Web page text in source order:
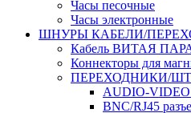
Часы песочные
Часы электронные
ШНУРЫ КАБЕЛИ/
Кабель ВИТАЯ
Коннекторы для
ПЕРЕХОДНИКИ/
AUDIO-
BNC/RJ45